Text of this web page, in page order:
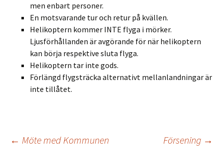
men enbart personer.
En motsvarande tur och retur på kvällen.
Helikoptern kommer INTE flyga i mörker.
Ljusförhållanden är avgörande för när helikoptern
kan börja respektive sluta flyga.
Helikoptern tar inte gods.
Förlängd flygsträcka alternativt mellanlandningar är
inte tillåtet.
Inläggsnavigering
← Möte med Kommunen Försening →